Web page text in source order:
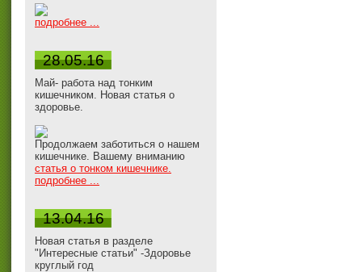
подробнее ...
28.05.16
Май- работа над тонким
кишечником. Новая статья о
здоровье.
Продолжаем заботиться о нашем
кишечнике. Вашему вниманию
статья о тонком кишечнике.
подробнее ...
13.04.16
Новая статья в разделе
"Интересные статьи" -Здоровье
круглый год